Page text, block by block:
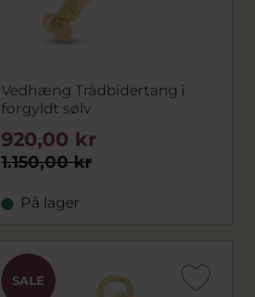
Vedhæng Trådbidertang i
forgyldt sølv
1.150,00 kr
920,00 kr
På lager
SALE